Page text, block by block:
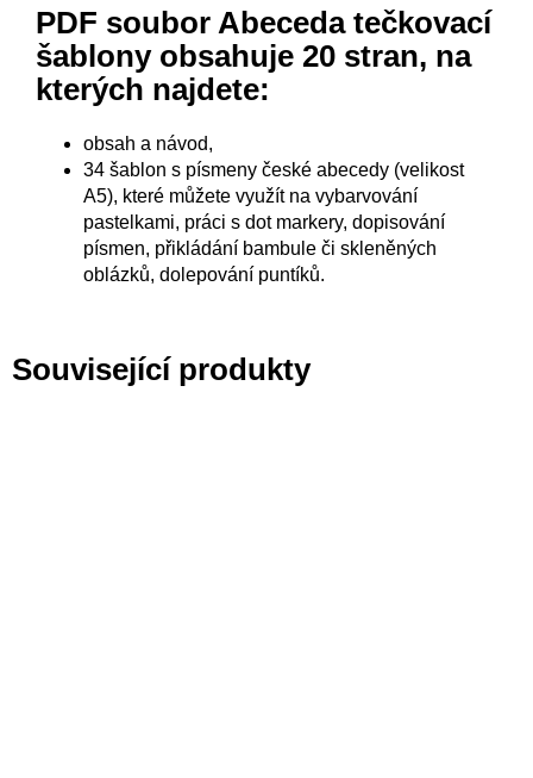
PDF soubor Abeceda tečkovací
šablonyobsahuje 20 stran, na
kterých najdete:
obsah a návod,
34 šablon s písmeny české abecedy (velikost
A5), které můžete využít na vybarvování
pastelkami, práci s dot markery, dopisování
písmen, přikládání bambule či skleněných
oblázků, dolepování puntíků.
Související produkty